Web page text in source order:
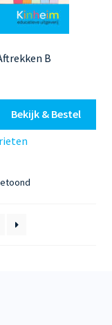
B
Bekijk & Bestel
Gesorteerd